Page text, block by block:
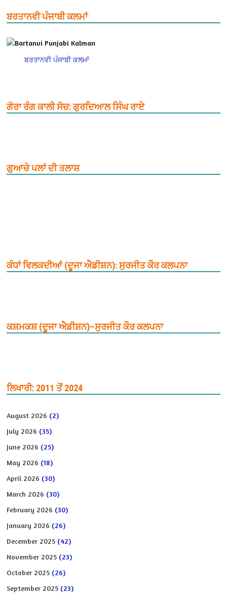
ਬਰਤਾਨਵੀ ਪੰਜਾਬੀ ਕਲਮਾਂ
ਬਰਤਾਨਵੀ ਪੰਜਾਬੀ ਕਲਮਾਂ
ਗੋਰਾ ਰੰਗ ਕਾਲੀ ਸੋਚ: ਗੁਰਦਿਆਲ ਸਿੰਘ ਰਾਏ
ਗੁਆਚੇ ਪਲਾਂ ਦੀ ਤਲਾਸ਼
ਕੰਧਾਂ ਵਿਲਕਦੀਆਂ (ਦੂਜਾ ਐਡੀਸ਼ਨ): ਸੁਰਜੀਤ ਕੌਰ ਕਲਪਨਾ
ਕਸ਼ਮਕਸ਼ (ਦੂਜਾ ਐਡੀਸ਼ਨ)–ਸੁਰਜੀਤ ਕੌਰ ਕਲਪਨਾ
ਲਿਖਾਰੀ: 2011 ਤੋਂ 2024
August 2026 (2)
July 2026 (35)
June 2026 (25)
May 2026 (18)
April 2026 (30)
March 2026 (30)
February 2026 (30)
January 2026 (26)
December 2025 (42)
November 2025 (23)
October 2025 (26)
September 2025 (23)